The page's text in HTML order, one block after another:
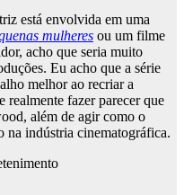
está envolvida em uma
mulheres ou um filme
acho que seria muito
Eu acho que a série
melhor ao recriar a
fazer parecer que
além de agir como o
na indústria cinematográfica.